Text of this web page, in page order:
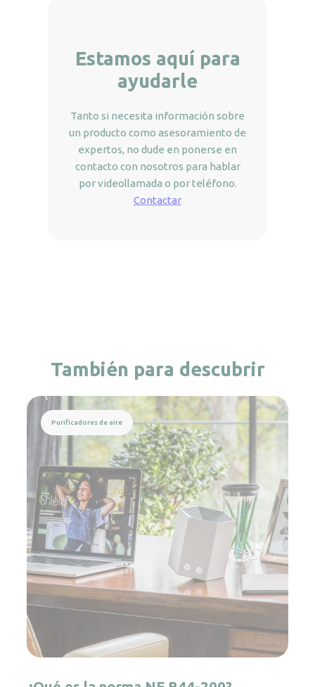
Estamos aquí para
ayudarle
Tanto si necesita información sobre
un producto como asesoramiento de
expertos, no dude en ponerse en
contacto con nosotros para hablar
por videollamada o por teléfono.
Contactar
También para descubrir
Purificadores de aire
Leer más